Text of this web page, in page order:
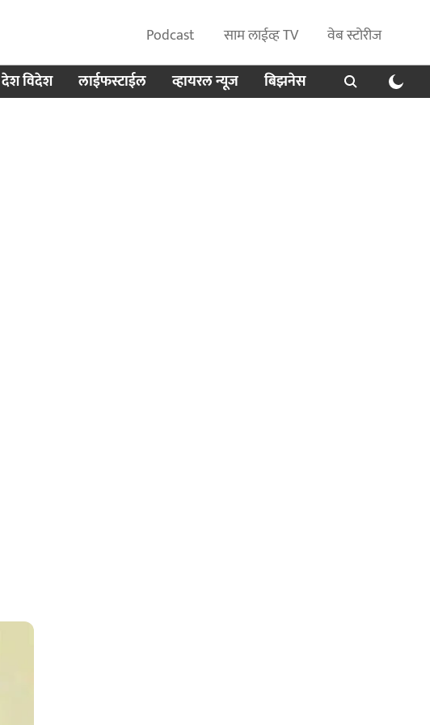
Podcast साम लाईव्ह TV
वेब स्टोरीज
देश विदेश लाईफस्टाईल व्हायरल न्यूज बिझनेस